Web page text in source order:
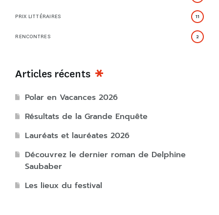
PRIX LITTÉRAIRES 11
RENCONTRES 2
Articles récents
Polar en Vacances 2026
Résultats de la Grande Enquête
Lauréats et lauréates 2026
Découvrez le dernier roman de Delphine
Saubaber
Les lieux du festival